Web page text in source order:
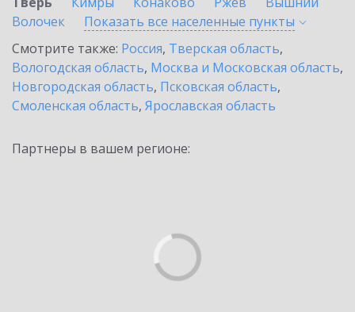
Волочек
Показать все населенные пункты
Смотрите также: Россия, Тверская область,
Вологодская область, Москва и Московская область,
Новгородская область, Псковская область,
Смоленская область, Ярославская область
Партнеры в вашем регионе: